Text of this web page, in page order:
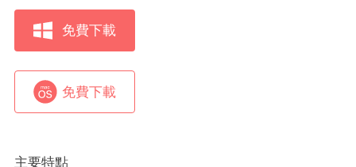
免費下載
免費下載
主要特點